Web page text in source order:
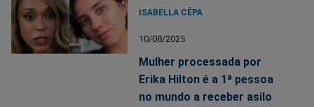
ISABELLA CÊPA
10/08/2025
Mulher processada por
Erika Hilton é a 1ª pessoa
no mundo a receber asilo